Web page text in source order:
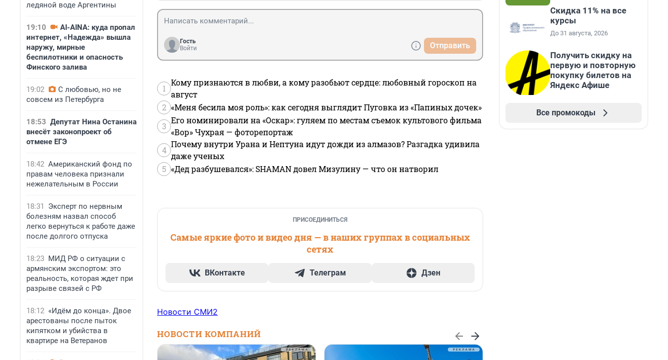
ледяной воде Аргентины
19:10
AI-AINA: куда пропал
интернет, «Надежда» вышла
наружу, мирные
беспилотники и опасность
Финского залива
19:02
С любовью, но не
совсем из Петербурга
18:53 Депутат Нина Останина
внесёт законопроект об
отмене ЕГЭ
18:42 Американский фонд по
правам человека признали
нежелательным в России
18:31
Эксперт по нервным
болезням назвал способ
легко вернуться к работе даже
после долгого отпуска
18:23 МИД РФ о ситуации с
армянским экспортом: это
реальность, которая ждет при
разрыве связей с РФ
18:12 «Идём до конца». Двое
арестованы после пыток
кипятком и убийства в
квартире на Ветеранов
Гость
Войти
Отправить
1
Кому признаются в любви, а кому разобьют сердце: любовный гороскоп на
август
2 «Меня бесила моя роль»: как сегодня выглядит Пуговка из «Папиных дочек»
3
Его номинировали на «Оскар»: гуляем по местам съемок культового фильма
«Вор» Чухрая — фоторепортаж
4
Почему внутри Урана и Нептуна идут дожди из алмазов? Разгадка удивила
даже ученых
5 «Дед разбушевался»: SHAMAN довел Мизулину — что он натворил
ПРИСОЕДИНИТЬСЯ
Самые яркие фото и видео дня — в наших группах в социальных
сетях
ВКонтакте Телеграм Дзен
Новости СМИ2
НОВОСТИ КОМПАНИЙ
Скидка 11% на все
курсы
До 31 августа, 2026
Получить скидку на
первую и повторную
покупку билетов на
Яндекс Афише
Все промокоды